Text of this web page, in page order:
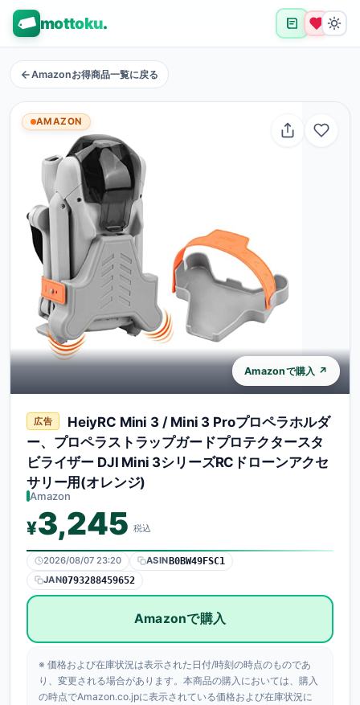
mottoku.
Amazonお得商品一覧に戻る
AMAZON
Amazonで購入 ↗
広告
HeiyRC Mini 3 / Mini 3 Proプロペラホルダ
ー、プロペラストラップガードプロテクタースタ
ビライザー DJI Mini 3シリーズRCドローンアクセ
サリー用(オレンジ)
Amazon
¥3,245 税込
ブランド
DJI
販売プラットフォーム
Amazon
¥3,245
ASIN
B0BW49FSC1
JANコード
0793288459652
2026/08/07 23:20 ASIN B0BW49FSC1
JAN0793288459652
Amazonで購入
※ 価格および在庫状況は表示された日付/時刻の時点のものであ
り、変更される場合があります。本商品の購入においては、購入
の時点でAmazon.co.jpに表示されている価格および在庫状況に